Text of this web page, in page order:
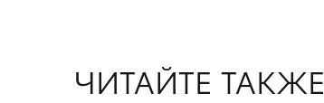
ЧИТАЙТЕ ТАКЖЕ